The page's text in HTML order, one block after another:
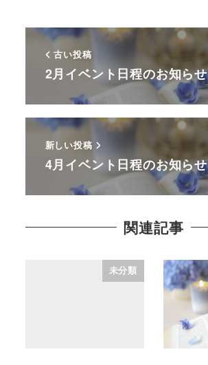
古い投稿
2月イベント日程のお知らせ
新しい投稿
4月イベント日程のお知らせ
関連記事
未分類